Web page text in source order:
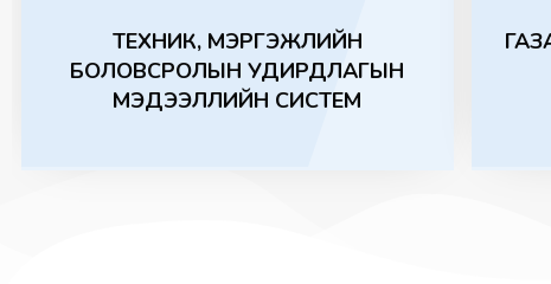
ТЕХНИК, МЭРГЭЖЛИЙН
БОЛОВСРОЛЫН УДИРДЛАГЫН
МЭДЭЭЛЛИЙН СИСТЕМ